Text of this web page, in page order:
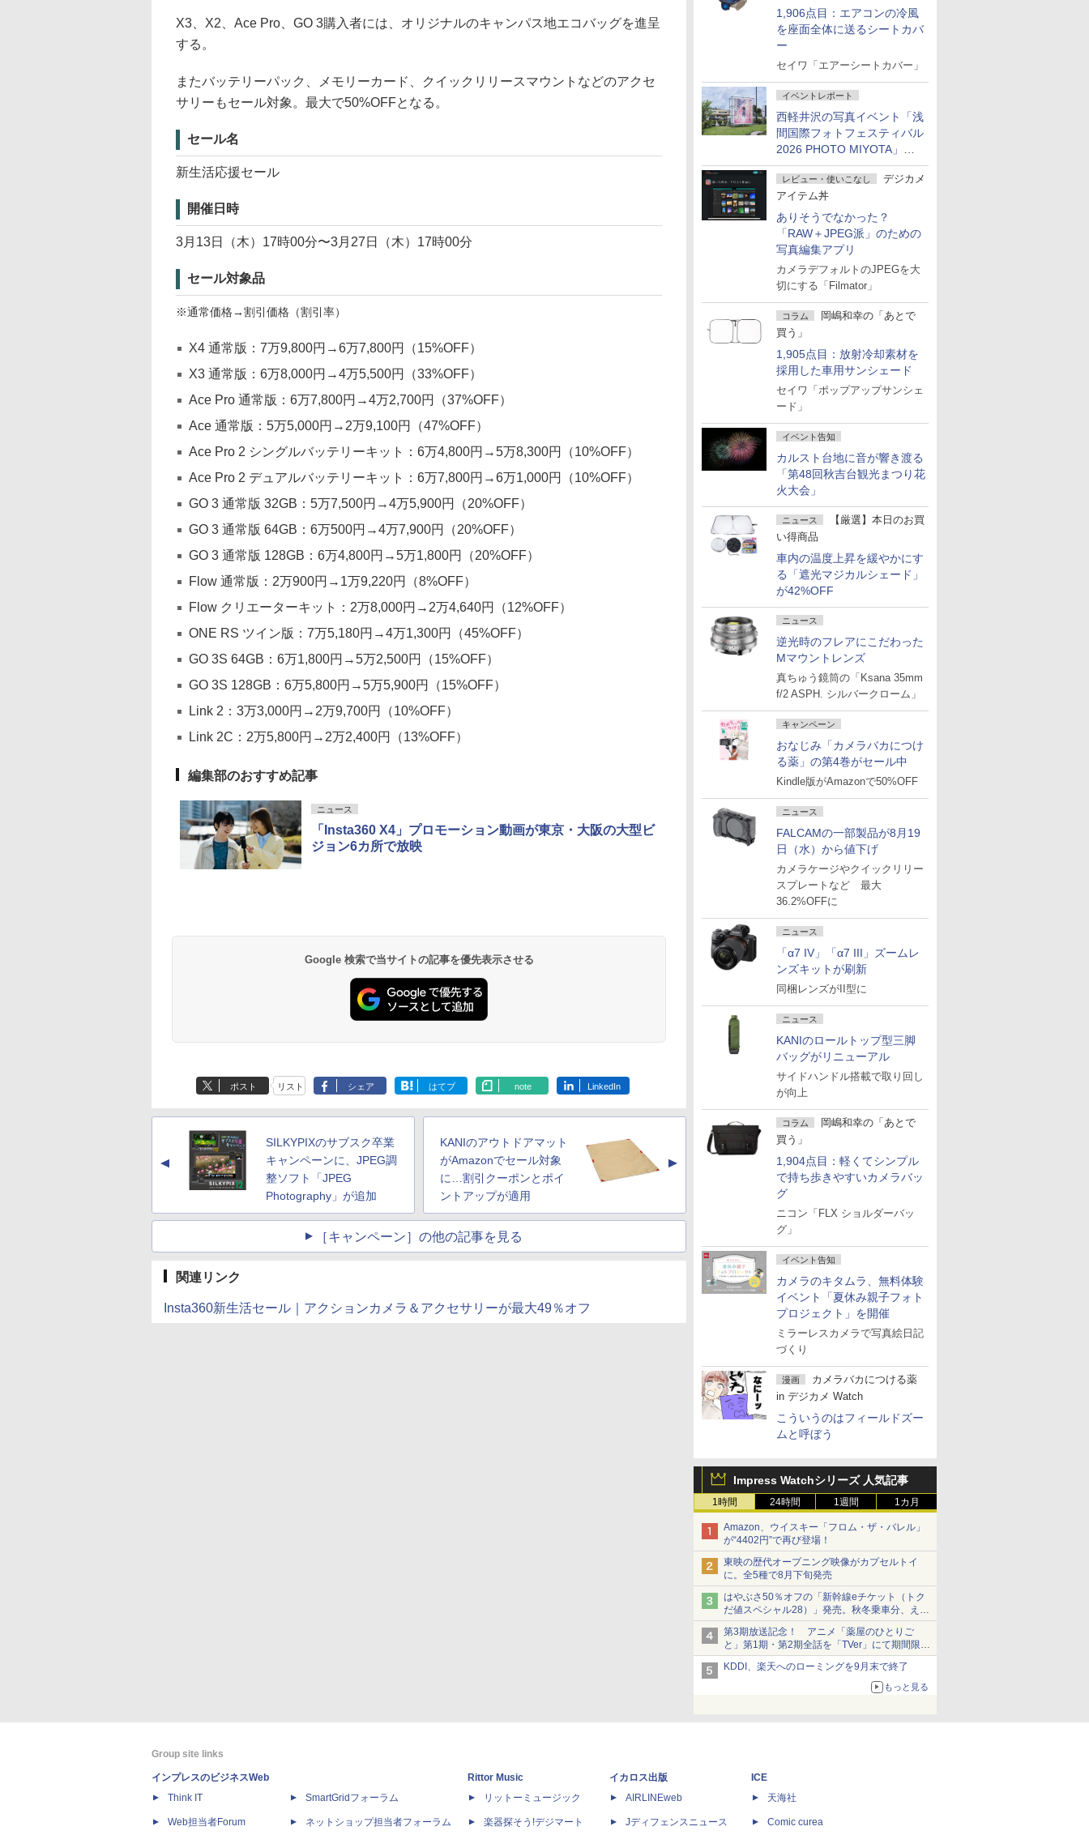
1,906点目：エアコンの冷風
を座面全体に送るシートカバ
ー
セイワ「エアーシートカバー」
イベントレポート
西軽井沢の写真イベント「浅
間国際フォトフェスティバル
2026 PHOTO MIYOTA」が
開幕
レビュー・使いこなし
デジカメ
アイテム丼
ありそうでなかった？
「RAW＋JPEG派」のための
写真編集アプリ
カメラデフォルトのJPEGを大
切にする「Filmator」
コラム
岡嶋和幸の「あとで
買う」
1,905点目：放射冷却素材を
採用した車用サンシェード
セイワ「ポップアップサンシェ
ード」
イベント告知
カルスト台地に音が響き渡る
「第48回秋吉台観光まつり花
火大会」
ニュース
【厳選】本日のお買
い得商品
車内の温度上昇を緩やかにす
る「遮光マジカルシェード」
が42%OFF
ニュース
逆光時のフレアにこだわった
Mマウントレンズ
真ちゅう鏡筒の「Ksana 35mm
f/2 ASPH. シルバークローム」
キャンペーン
おなじみ「カメラバカにつけ
る薬」の第4巻がセール中
Kindle版がAmazonで50%OFF
ニュース
FALCAMの一部製品が8月19
日（水）から値下げ
カメラケージやクイックリリー
スプレートなど 最大
36.2%OFFに
ニュース
「α7 IV」「α7 III」ズームレ
ンズキットが刷新
同梱レンズがII型に
ニュース
KANIのロールトップ型三脚
バッグがリニューアル
サイドハンドル搭載で取り回し
が向上
コラム
岡嶋和幸の「あとで
買う」
1,904点目：軽くてシンプル
で持ち歩きやすいカメラバッ
グ
ニコン「FLX ショルダーバッ
グ」
イベント告知
カメラのキタムラ、無料体験
イベント「夏休み親子フォト
プロジェクト」を開催
ミラーレスカメラで写真絵日記
づくり
漫画
カメラバカにつける薬
in デジカメ Watch
こういうのはフィールドズー
ムと呼ぼう
Impress Watchシリーズ 人気記事
1時間 24時間 1週間 1カ月
Amazon、ウイスキー「フロム・ザ・バレル」
が“4402円”で再び登場！
東映の歴代オープニング映像がカプセルトイ
に。全5種で8月下旬発売
はやぶさ50％オフの「新幹線eチケット（トク
だ値スペシャル28）」発売。秋冬乗車分、えき
ねっと限定
第3期放送記念！ アニメ「薬屋のひとりご
と」第1期・第2期全話を「TVer」にて期間限定
で順次無料配信開始
KDDI、楽天へのローミングを9月末で終了
もっと見る
X3、X2、Ace Pro、GO 3購入者には、オリジナルのキャンパス地エコバッグを進呈
する。
またバッテリーパック、メモリーカード、クイックリリースマウントなどのアクセ
サリーもセール対象。最大で50%OFFとなる。
セール名
新生活応援セール
開催日時
3月13日（木）17時00分〜3月27日（木）17時00分
セール対象品
※通常価格→割引価格（割引率）
X4 通常版：7万9,800円→6万7,800円（15%OFF）
X3 通常版：6万8,000円→4万5,500円（33%OFF）
Ace Pro 通常版：6万7,800円→4万2,700円（37%OFF）
Ace 通常版：5万5,000円→2万9,100円（47%OFF）
Ace Pro 2 シングルバッテリーキット：6万4,800円→5万8,300円（10%OFF）
Ace Pro 2 デュアルバッテリーキット：6万7,800円→6万1,000円（10%OFF）
GO 3 通常版 32GB：5万7,500円→4万5,900円（20%OFF）
GO 3 通常版 64GB：6万500円→4万7,900円（20%OFF）
GO 3 通常版 128GB：6万4,800円→5万1,800円（20%OFF）
Flow 通常版：2万900円→1万9,220円（8%OFF）
Flow クリエーターキット：2万8,000円→2万4,640円（12%OFF）
ONE RS ツイン版：7万5,180円→4万1,300円（45%OFF）
GO 3S 64GB：6万1,800円→5万2,500円（15%OFF）
GO 3S 128GB：6万5,800円→5万5,900円（15%OFF）
Link 2：3万3,000円→2万9,700円（10%OFF）
Link 2C：2万5,800円→2万2,400円（13%OFF）
編集部のおすすめ記事
ニュース
「Insta360 X4」プロモーション動画が東京・大阪の大型ビ
ジョン6カ所で放映
Google 検索で当サイトの記事を優先表示させる
ポスト リスト シェア はてブ note LinkedIn
▲
SILKYPIXのサブスク卒業
キャンペーンに、JPEG調
整ソフト「JPEG
Photography」が追加
KANIのアウトドアマット
がAmazonでセール対象
に…割引クーポンとポイ
ントアップが適用
▲
［キャンペーン］の他の記事を見る
関連リンク
Insta360新生活セール｜アクションカメラ＆アクセサリーが最大49％オフ
Group site links
インプレスのビジネスWeb
Think IT
Web担当者Forum
SmartGridフォーラム
ネットショップ担当者フォーラム
Rittor Music
リットーミュージック
楽器探そう!デジマート
イカロス出版
AIRLINEweb
Jディフェンスニュース
ICE
天海社
Comic curea